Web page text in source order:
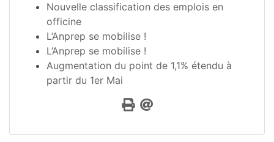
Nouvelle classification des emplois en
officine
L’Anprep se mobilise !
L’Anprep se mobilise !
Augmentation du point de 1,1% étendu à
partir du 1er Mai